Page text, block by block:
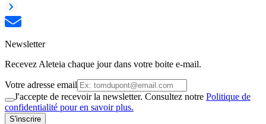
Newsletter
Recevez Aleteia chaque jour dans votre boite e-mail.
Votre adresse email
J'accepte de recevoir la newsletter. Consultez notre Politique de
confidentialité pour en savoir plus.
S'inscrire